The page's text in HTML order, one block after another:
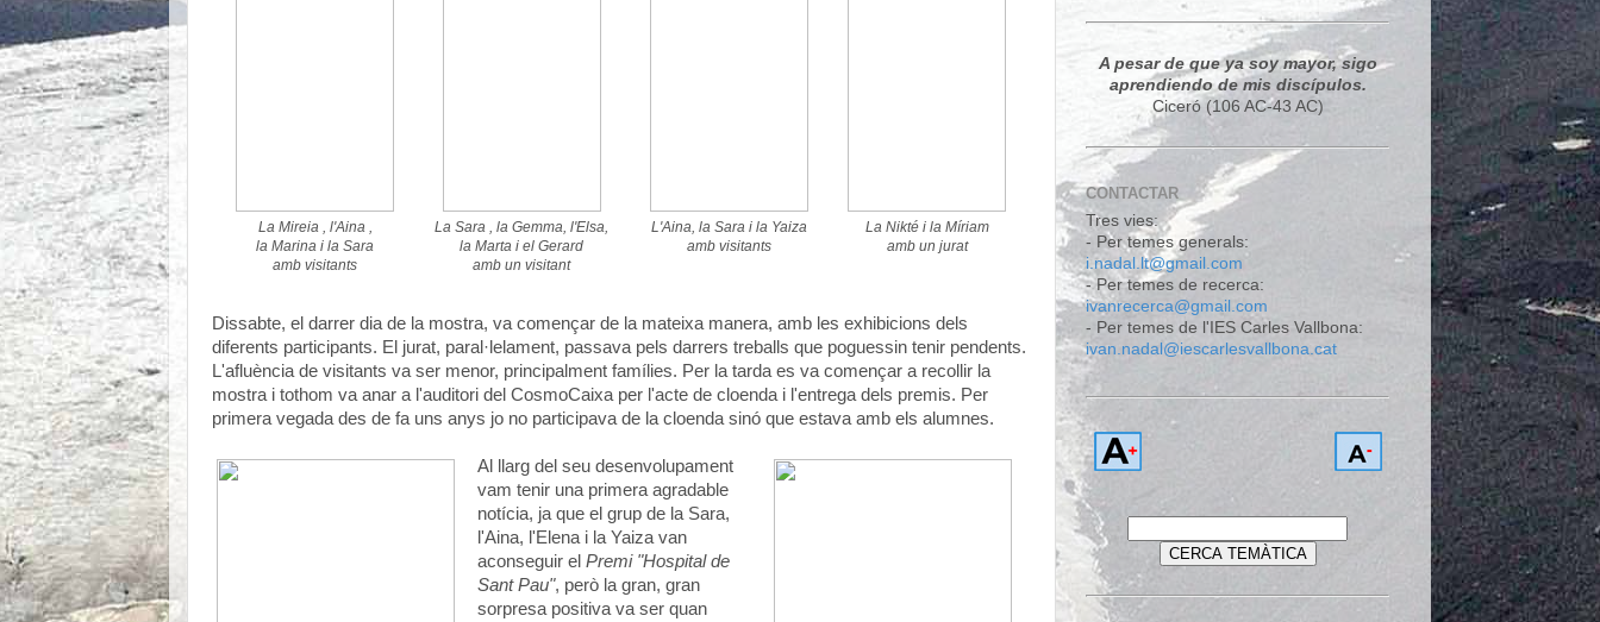
La Mireia , l'Aina ,
la Marina i la Sara
amb visitants
La Sara , la Gemma, l'Elsa,
la Marta i el Gerard
amb un visitant
L'Aina, la Sara i la Yaiza
amb visitants
La Nikté i la Míriam
amb un jurat
Dissabte, el darrer dia de la mostra, va començar de la mateixa manera, amb les exhibicions dels
diferents participants. El jurat, paral·lelament, passava pels darrers treballs que poguessin tenir pendents.
L'afluència de visitants va ser menor, principalment famílies. Per la tarda es va començar a recollir la
mostra i tothom va anar a l'auditori del CosmoCaixa per l'acte de cloenda i l'entrega dels premis. Per
primera vegada des de fa uns anys jo no participava de la cloenda sinó que estava amb els alumnes.
Al llarg del seu desenvolupament
vam tenir una primera agradable
notícia, ja que el grup de la Sara,
l'Aina, l'Elena i la Yaiza van
aconseguir el Premi "Hospital de
Sant Pau", però la gran, gran
sorpresa positiva va ser quan
A pesar de que ya soy mayor, sigo
aprendiendo de mis discípulos.
Ciceró (106 AC-43 AC)
CONTACTAR
Tres vies:
- Per temes generals:
i.nadal.lt@gmail.com
- Per temes de recerca:
ivanrecerca@gmail.com
- Per temes de l'IES Carles Vallbona:
ivan.nadal@iescarlesvallbona.cat